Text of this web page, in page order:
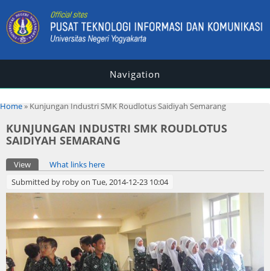
Navigation
You are here
Home» Kunjungan Industri SMK Roudlotus Saidiyah Semarang
KUNJUNGAN INDUSTRI SMK ROUDLOTUS
SAIDIYAH SEMARANG
Primary tabs
View (active tab)
What links here
Submitted by robyon Tue, 2014-12-23 10:04